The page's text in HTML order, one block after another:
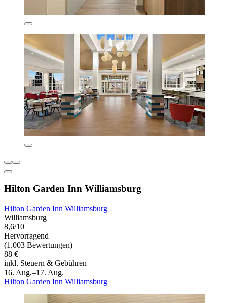
Hilton Garden Inn Williamsburg
Hilton Garden Inn Williamsburg
Williamsburg
8,6/10
Hervorragend
(1.003 Bewertungen)
88 €
inkl. Steuern & Gebühren
16. Aug.–17. Aug.
Hilton Garden Inn Williamsburg